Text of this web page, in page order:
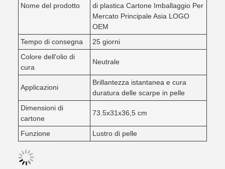
Nome del prodotto
di plastica Cartone Imballaggio Per
Mercato Principale Asia LOGO
OEM
Tempo di consegna
25 giorni
Colore dell'olio di
cura
Neutrale
Applicazioni
Brillantezza istantanea e cura
duratura delle scarpe in pelle
Dimensioni di
cartone
73.5x31x36,5 cm
Funzione Lustro di pelle